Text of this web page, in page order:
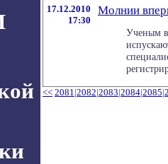
17.12.2010
17:30
Молнии
Ученым
<< 2081|2082|2083|2084|2085|